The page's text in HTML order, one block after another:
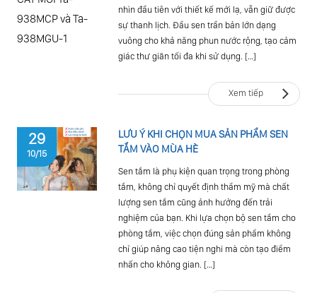
nhìn đầu tiên với thiết kế mới lạ, vẫn giữ được
sự thanh lịch. Đầu sen trần bản lớn dạng
vuông cho khả năng phun nước rộng, tạo cảm
giác thư giãn tối đa khi sử dụng. […]
Xem tiếp
29
10/15
LƯU Ý KHI CHỌN MUA SẢN PHẨM SEN
TẮM VÀO MÙA HÈ
Sen tắm là phụ kiện quan trọng trong phòng
tắm, không chỉ quyết định thẩm mỹ mà chất
lượng sen tắm cũng ảnh hưởng đến trải
nghiệm của bạn. Khi lựa chọn bộ sen tắm cho
phòng tắm, việc chọn đúng sản phẩm không
chỉ giúp nâng cao tiện nghi mà còn tạo điểm
nhấn cho không gian. […]